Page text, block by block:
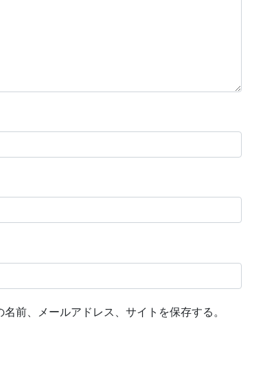
前、メールアドレス、サイトを保存する。